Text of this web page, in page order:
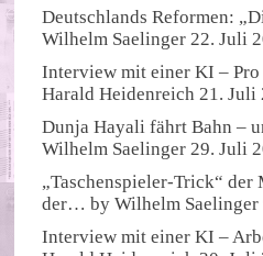
Deutschlands Reformen:
Wilhelm Saelinger 22. Juli
Interview mit einer KI –
Harald Heidenreich 21. Juli
Dunja Hayali fährt Bahn –
Wilhelm Saelinger 29. Juli
„Taschenspieler-Trick“ der
der… byWilhelm Saelinger
Interview mit einer KI –